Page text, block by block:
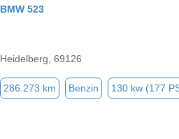
BMW 523
Heidelberg, 69126
286.273 km Benzin 130 kw (177